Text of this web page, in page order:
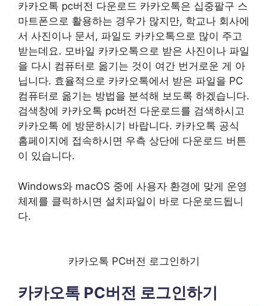
카카오톡 pc버전 다운로드 카카오톡은 십중팔구 스
마트폰으로 활용하는 경우가 많지만, 학교나 회사에
서 사진이나 문서, 파일도 카카오톡으로 많이 주고
받는데요. 모바일 카카오톡으로 받은 사진이나 파일
을 다시 컴퓨터로 옮기는 것이 여간 번거로운 게 아
닙니다. 효율적으로 카카오톡에서 받은 파일을 PC
컴퓨터로 옮기는 방법을 분석해 보도록 하겠습니다.
검색창에 카카오톡 pc버전 다운로드를 검색하시고
카카오톡 에 방문하시기 바랍니다. 카카오톡 공식
홈페이지에 접속하시면 우측 상단에 다운로드 버튼
이 있습니다.
Windows와 macOS 중에 사용자 환경에 맞게 운영
체제를 클릭하시면 설치파일이 바로 다운로드됩니
다.
카카오톡 PC버전 로그인하기
카카오톡 PC버전 로그인하기